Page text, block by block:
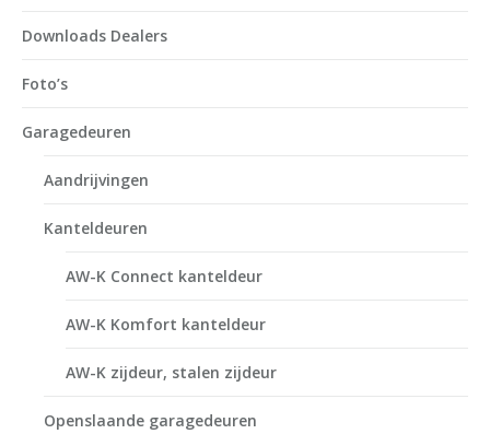
Downloads Dealers
Foto’s
Garagedeuren
Aandrijvingen
Kanteldeuren
AW-K Connect kanteldeur
AW-K Komfort kanteldeur
AW-K zijdeur, stalen zijdeur
Openslaande garagedeuren